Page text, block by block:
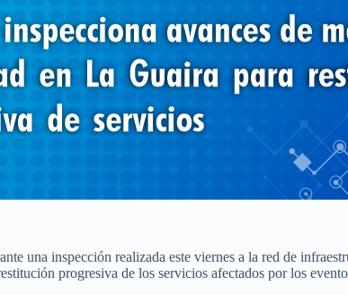
una inspección realizada este viernes a la red de
progresiva de los servicios afectados por los